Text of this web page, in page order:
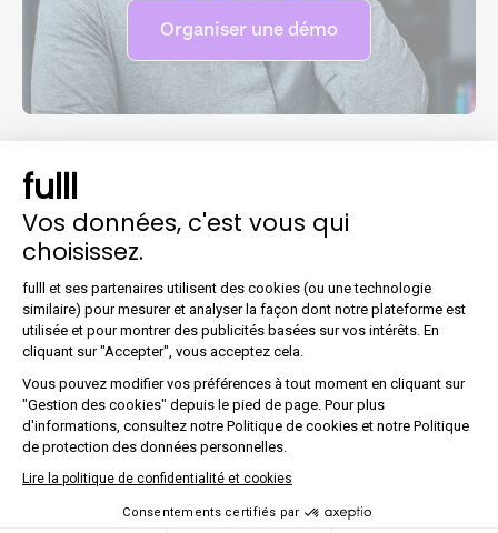
fulll
Vos données, c'est vous qui
choisissez.
Plateforme de Gestion du
fulll et ses partenaires utilisent des cookies (ou une technologie
similaire) pour mesurer et analyser la façon dont notre plateforme est
utilisée et pour montrer des publicités basées sur vos intérêts. En
cliquant sur "Accepter", vous acceptez cela.
Vous pouvez modifier vos préférences à tout moment en cliquant sur
"Gestion des cookies" depuis le pied de page. Pour plus
d'informations, consultez notre Politique de cookies et notre Politique
de protection des données personnelles.
Lire la politique de confidentialité et cookies
Consentements certifiés par
Axeptio consent
Organiser une démo
fulll family
Bienvenuechez vous
Les clients fulll profitent d’un espace
unique avec :
Des ressources pour eux et à partager
avec leurs clients
Des rendez-vous à ne pas manquer
(ateliers, webcasts,...)
La programmation de formations pour